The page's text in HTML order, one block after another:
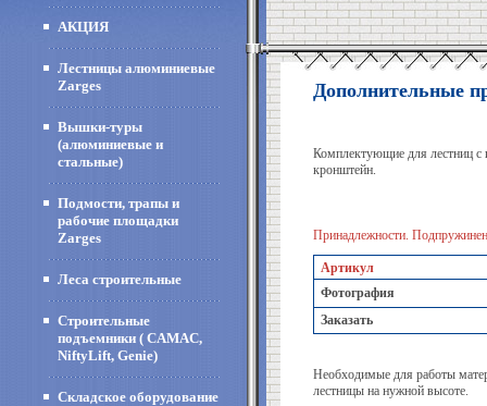
АКЦИЯ
Лестницы алюминиевые
Zarges
Вышки-туры
(алюминиевые и
стальные)
Подмости, трапы и
рабочие площадки
Zarges
Леса строительные
Строительные
подъемники ( CAMAC,
NiftyLift, Genie)
Складское оборудование
Дополнительные
Комплектующие для лестниц
кронштейн.
Принадлежности.
Артикул
Фотография
Заказать
Необходимые для работы
лестницы на нужной высоте.